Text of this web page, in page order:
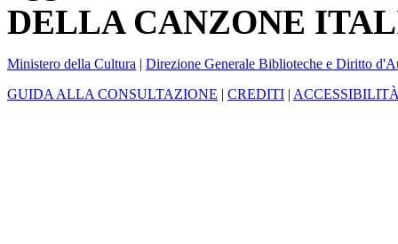
DELLA CANZONE
Ministero della Cultura | Direzione Generale Biblioteche e Diritto
GUIDA ALLA CONSULTAZIONE | CREDITI |